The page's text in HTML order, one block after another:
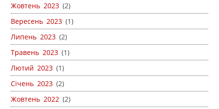
Жовтень 2023 (2)
Вересень 2023 (1)
Липень 2023 (2)
Травень 2023 (1)
Лютий 2023 (1)
Січень 2023 (2)
Жовтень 2022 (2)